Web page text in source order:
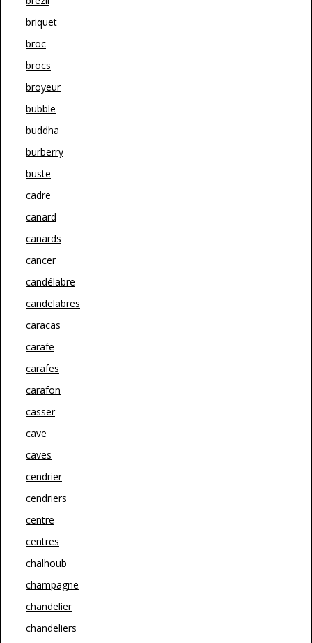
briquet
broc
brocs
broyeur
bubble
buddha
burberry
buste
cadre
canard
canards
cancer
candélabre
candelabres
caracas
carafe
carafes
carafon
casser
cave
caves
cendrier
cendriers
centre
centres
chalhoub
champagne
chandelier
chandeliers